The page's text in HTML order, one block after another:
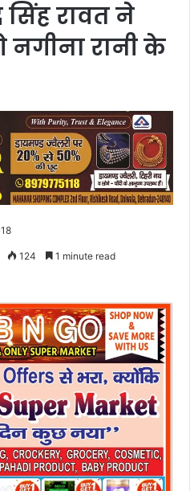
सिंह रावत ने
नगीना रानी के
124 1 minute read